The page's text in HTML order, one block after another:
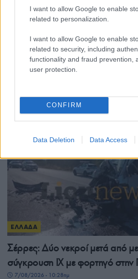
I want to allow Google to enable
related to personalization.
I want to allow Google to enable
related to security, including
functionality and fraud prevention,
user protection.
CONFIRM
Data Deletion Data Access
ΕΛΑΣ: Συνελήφθη στη
εμπλεκόμενος στη δολοφονία
Κινούνται οι διαδικασίες
7/08/2026 - 10:55πμ
ΕΛΛΑΔΑ
Σέρρες: Δύο νεκροί μετά από
σύγκρουση ΙΧ με φορτηγό
7/08/2026 - 10:28πμ